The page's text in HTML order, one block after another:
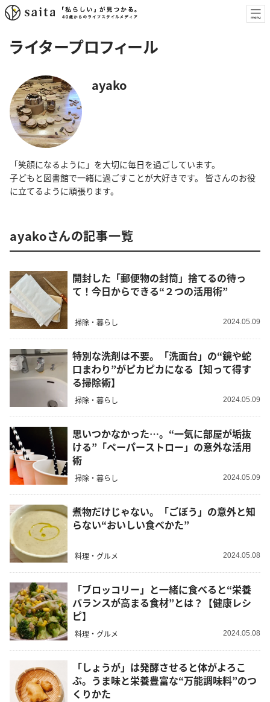
ライタープロフィール
ayako
「笑顔になるように」を大切に毎日を過ごしています。
子どもと図書館で一緒に過ごすことが大好きです。 皆さんのお役
に立てるように頑張ります。
ayakoさんの記事一覧
開封した「郵便物の封筒」捨てるの待っ
て！今日からできる“２つの活用術”
掃除・暮らし 2024.05.09
特別な洗剤は不要。「洗面台」の“鏡や蛇
口まわり”がピカピカになる【知って得す
る掃除術】
掃除・暮らし 2024.05.09
思いつかなかった…。“一気に部屋が垢抜
ける”「ペーパーストロー」の意外な活用
術
掃除・暮らし 2024.05.09
煮物だけじゃない。「ごぼう」の意外と知
らない“おいしい食べかた”
料理・グルメ 2024.05.08
「ブロッコリー」と一緒に食べると“栄養
バランスが高まる食材”とは？【健康レシ
ピ】
料理・グルメ 2024.05.08
「しょうが」は発酵させると体がよろこ
ぶ。うま味と栄養豊富な“万能調味料”のつ
くりかた